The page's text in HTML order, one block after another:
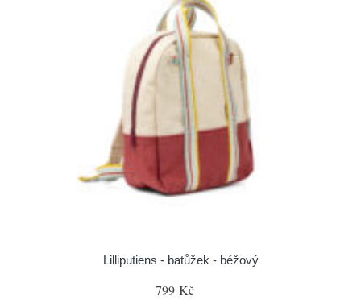
Lilliputiens - batůžek - béžový
799 Kč